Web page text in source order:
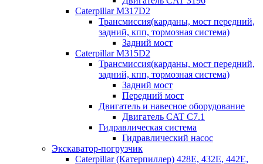
Caterpillar M317D2
Трансмиссия(карданы, мост передний,
задний, кпп, тормозная система)
Задний мост
Caterpillar M315D2
Трансмиссия(карданы, мост передний,
задний, кпп, тормозная система)
Задний мост
Передний мост
Двигатель и навесное оборудование
Двигатель CAT C7.1
Гидравлическая система
Гидравлический насос
Экскаватор-погрузчик
Caterpillar (Катерпиллер) 428E, 432E, 442E,